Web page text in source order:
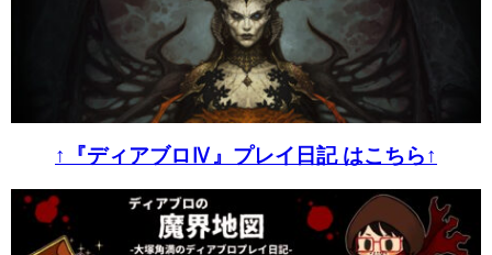
↑『ディアブロⅣ』プレイ日記 はこちら↑